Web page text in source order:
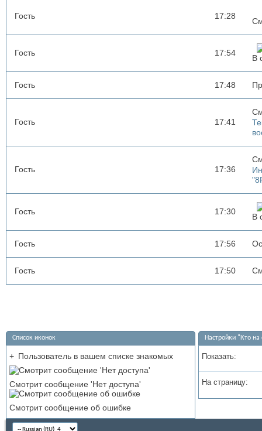
Гость 17:28
Гость 17:54
В
Гость 17:48
Гость 17:41
Гость 17:36
Гость 17:30
В
Гость 17:56
Гость 17:50
Список иконок
+ Пользователь в вашем списке знакомых
Смотрит сообщение 'Нет доступа'
Смотрит сообщение об ошибке
Настройки "Кто на
Показать:
На страницу: